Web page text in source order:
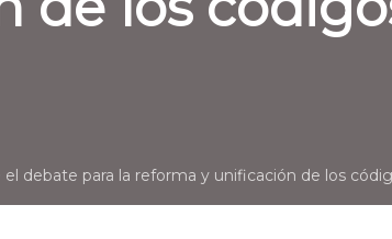
el debate para la reforma y unificación de los